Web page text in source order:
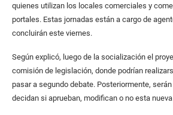
quienes utilizan los locales comerciales y
portales. Estas jornadas están a cargo de
concluirán este viernes.
Según explicó, luego de la socialización el
comisión de legislación, donde podrían
pasar a segundo debate. Posteriormente,
decidan si aprueban, modifican o no esta